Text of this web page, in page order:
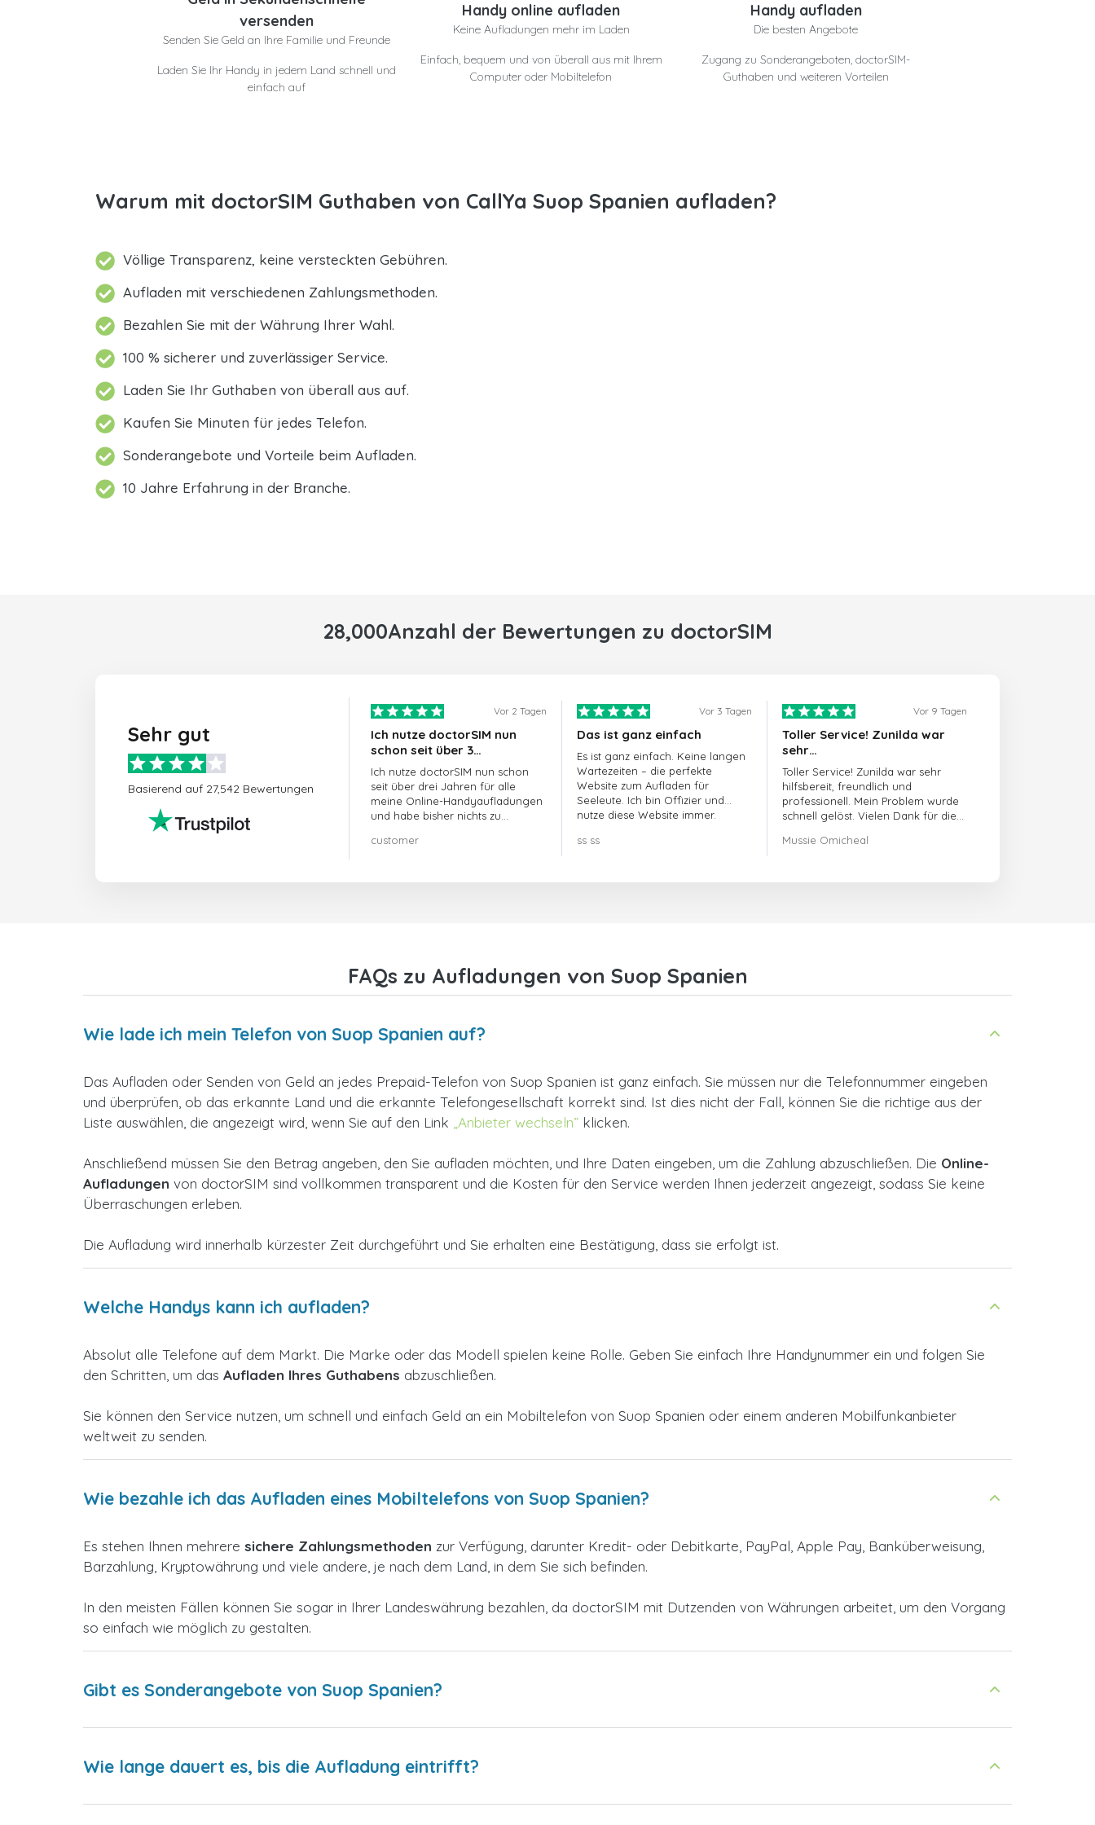
versenden
Senden Sie Geld an Ihre Familie und Freunde
Laden Sie Ihr Handy in jedem Land schnell und
einfach auf
Handy online aufladen
Keine Aufladungen mehr im Laden
Einfach, bequem und von überall aus mit Ihrem
Computer oder Mobiltelefon
Handy aufladen
Die besten Angebote
Zugang zu Sonderangeboten, doctorSIM-
Guthaben und weiteren Vorteilen
Warum mit doctorSIM Guthaben von CallYa Suop Spanien aufladen?
Völlige Transparenz, keine versteckten Gebühren.
Aufladen mit verschiedenen Zahlungsmethoden.
Bezahlen Sie mit der Währung Ihrer Wahl.
100 % sicherer und zuverlässiger Service.
Laden Sie Ihr Guthaben von überall aus auf.
Kaufen Sie Minuten für jedes Telefon.
Sonderangebote und Vorteile beim Aufladen.
10 Jahre Erfahrung in der Branche.
28,000Anzahl der Bewertungen zu doctorSIM
Sehr gut
Basierend auf 27,542 Bewertungen
Vor 2 Tagen
Ich nutze doctorSIM nun
schon seit über 3…
Ich nutze doctorSIM nun schon
seit über drei Jahren für alle
meine Online-Handyaufladungen
und habe bisher nichts zu
empfehlen!!!
customer
Vor 3 Tagen
Das ist ganz einfach
Es ist ganz einfach. Keine langen
Wartezeiten – die perfekte
Website zum Aufladen für
Seeleute. Ich bin Offizier und
nutze diese Website immer.
ss ss
Vor 9 Tagen
Toller Service! Zunilda war
sehr…
Toller Service! Zunilda war sehr
hilfsbereit, freundlich und
professionell. Mein Problem wurde
schnell gelöst. Vielen Dank für die
Mussie Omicheal
FAQs zu Aufladungen von Suop Spanien
Wie lade ich mein Telefon von Suop Spanien auf?
Das Aufladen oder Senden von Geld an jedes Prepaid-Telefon von Suop Spanien ist ganz einfach. Sie müssen nur die Telefonnummer eingeben
und überprüfen, ob das erkannte Land und die erkannte Telefongesellschaft korrekt sind. Ist dies nicht der Fall, können Sie die richtige aus der
Liste auswählen, die angezeigt wird, wenn Sie auf den Link
„Anbieter wechseln” klicken.
Anschließend müssen Sie den Betrag angeben, den Sie aufladen möchten, und Ihre Daten eingeben, um die Zahlung abzuschließen. Die Online-
Aufladungen von doctorSIM sind vollkommen transparent und die Kosten für den Service werden Ihnen jederzeit angezeigt, sodass Sie keine
Überraschungen erleben.
Die Aufladung wird innerhalb kürzester Zeit durchgeführt und Sie erhalten eine Bestätigung, dass sie erfolgt ist.
Welche Handys kann ich aufladen?
Absolut alle Telefone auf dem Markt. Die Marke oder das Modell spielen keine Rolle. Geben Sie einfach Ihre Handynummer ein und folgen Sie
den Schritten, um das Aufladen Ihres Guthabens abzuschließen.
Sie können den Service nutzen, um schnell und einfach Geld an ein Mobiltelefon von Suop Spanien oder einem anderen Mobilfunkanbieter
weltweit zu senden.
Wie bezahle ich das Aufladen eines Mobiltelefons von Suop Spanien?
Es stehen Ihnen mehrere sichere Zahlungsmethoden zur Verfügung, darunter Kredit- oder Debitkarte, PayPal, Apple Pay, Banküberweisung,
Barzahlung, Kryptowährung und viele andere, je nach dem Land, in dem Sie sich befinden.
In den meisten Fällen können Sie sogar in Ihrer Landeswährung bezahlen, da doctorSIM mit Dutzenden von Währungen arbeitet, um den Vorgang
so einfach wie möglich zu gestalten.
Gibt es Sonderangebote von Suop Spanien?
Wie lange dauert es, bis die Aufladung eintrifft?